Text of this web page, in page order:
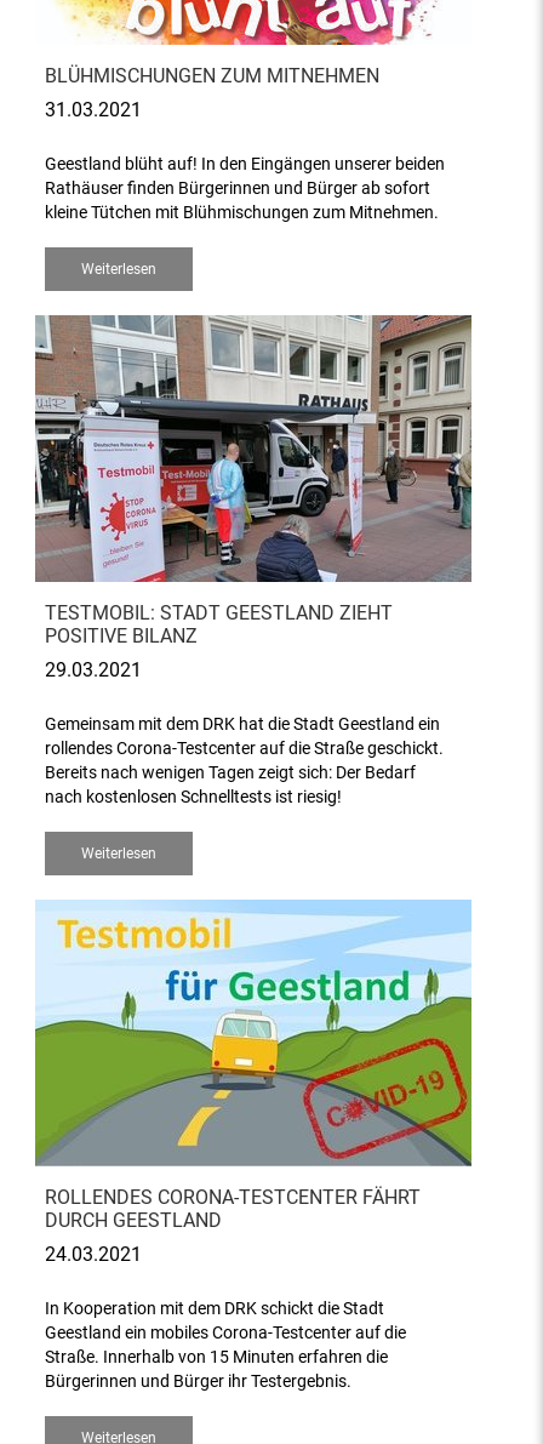
BLÜHMISCHUNGEN ZUM MITNEHMEN
31.03.2021
Geestland blüht auf! In den Eingängen unserer beiden
Rathäuser finden Bürgerinnen und Bürger ab sofort
kleine Tütchen mit Blühmischungen zum Mitnehmen.
Weiterlesen
TESTMOBIL: STADT GEESTLAND ZIEHT
POSITIVE BILANZ
29.03.2021
Gemeinsam mit dem DRK hat die Stadt Geestland ein
rollendes Corona-Testcenter auf die Straße geschickt.
Bereits nach wenigen Tagen zeigt sich: Der Bedarf
nach kostenlosen Schnelltests ist riesig!
Weiterlesen
ROLLENDES CORONA-TESTCENTER FÄHRT
DURCH GEESTLAND
24.03.2021
In Kooperation mit dem DRK schickt die Stadt
Geestland ein mobiles Corona-Testcenter auf die
Straße. Innerhalb von 15 Minuten erfahren die
Bürgerinnen und Bürger ihr Testergebnis.
Weiterlesen